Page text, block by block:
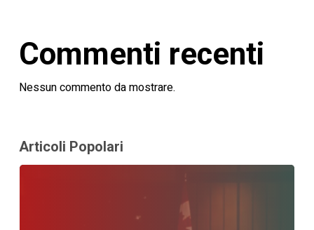
Commenti recenti
Nessun commento da mostrare.
Articoli Popolari